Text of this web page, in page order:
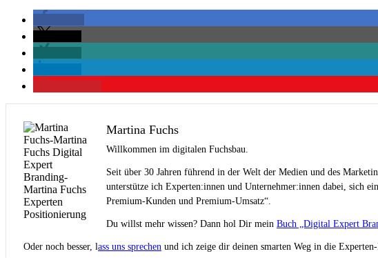
Martina Fuchs
Willkommen im digitalen Fuchsbau.
Seit über 30 Jahren führend in der Welt der Medien und des
unterstütze ich Experten:innen und Unternehmer:innen dabei, sich
Premium-Kunden und Premium-Umsatz“.
Du willst mehr wissen? Dann hol Dir mein Buch „Digital Expert
Oder noch besser, lass uns sprechen und ich zeige dir deinen smarten Weg in die